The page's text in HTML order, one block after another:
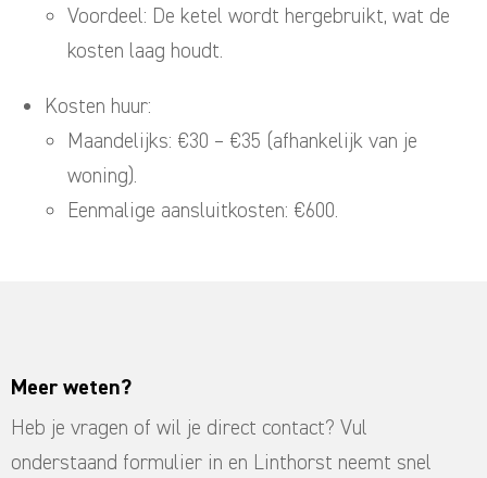
Voordeel: De ketel wordt hergebruikt, wat de
kosten laag houdt.
Kosten huur:
Maandelijks: €30 – €35 (afhankelijk van je
woning).
Eenmalige aansluitkosten: €600.
Meer weten?
Heb je vragen of wil je direct contact? Vul
onderstaand formulier in en Linthorst neemt snel